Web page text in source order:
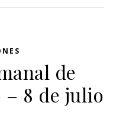
de
– 8 de julio